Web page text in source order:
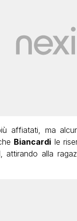
affiatati, ma
Biancardi le
attirando alla